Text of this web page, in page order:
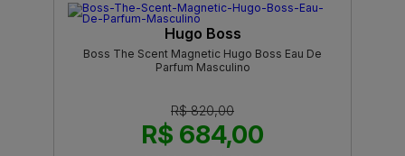
Hugo Boss
Boss The Scent Magnetic Hugo Boss Eau De
Parfum Masculino
R$ 820,00
R$ 684,00